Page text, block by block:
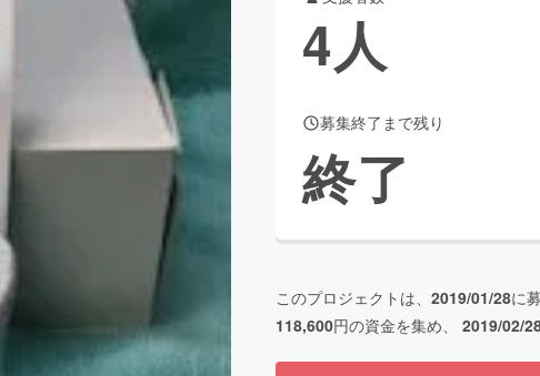
for Social Good
CAMPFIRE Creation
ふるさと納税
4人
募集終了まで残り
終了
このプロジェクトは、 2019/01/28に
118,600円の資金を集め、 2019/02/